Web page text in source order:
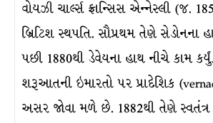
વોયઝી ચાર્લ્સ ફ્રાન્સિસ એન્નેસ્લી (જ.
બ્રિટિશ સ્થપતિ. સૌપ્રથમ તેણે
પછી 1880થી ડેવેયના હાથ નીચે કામ
શરૂઆતની ઇમારતો પર પ્રાદેશિક
અસર જોવા મળે છે. 1882થી તેણે સ્વતંત્ર